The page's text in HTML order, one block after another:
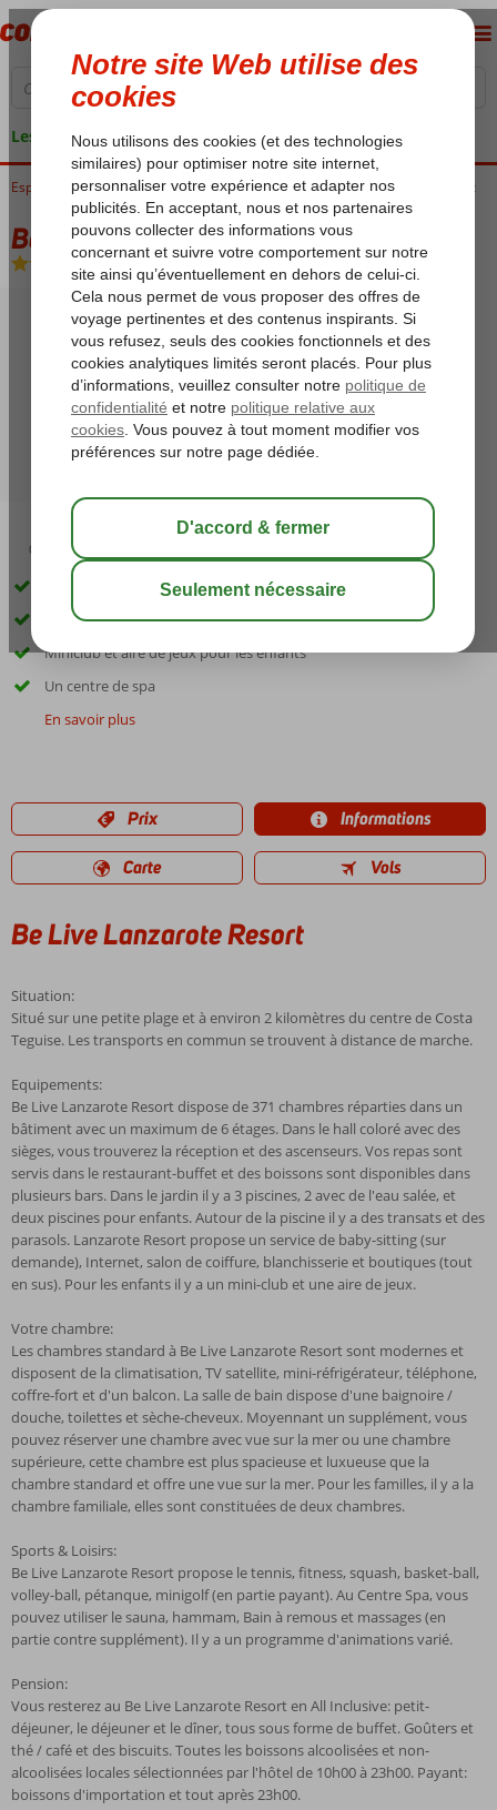
Les garanties de vacances
Espagne Îles Canaries Lanzarote Costa Teguise Be Live Lanzarote Resort
Be Live Lanzarote Resort
All Inclusive-Hôtel
04:30 sauver
En bordure de Costa Teguise
Plusieurs piscines
Miniclub et aire de jeux pour les enfants
Un centre de spa
En savoir plus
Prix Informations
Carte Vols
Be Live Lanzarote Resort
Situation:
Situé sur une petite plage et à environ 2 kilomètres du centre de Costa
Teguise. Les transports en commun se trouvent à distance de marche.
Equipements:
Be Live Lanzarote Resort dispose de 371 chambres réparties dans un
bâtiment avec un maximum de 6 étages. Dans le hall coloré avec des
sièges, vous trouverez la réception et des ascenseurs. Vos repas sont
servis dans le restaurant-buffet et des boissons sont disponibles dans
plusieurs bars. Dans le jardin il y a 3 piscines, 2 avec de l'eau salée, et
deux piscines pour enfants. Autour de la piscine il y a des transats et des
parasols. Lanzarote Resort propose un service de baby-sitting (sur
demande), Internet, salon de coiffure, blanchisserie et boutiques (tout
en sus). Pour les enfants il y a un mini-club et une aire de jeux.
Votre chambre:
Les chambres standard à Be Live Lanzarote Resort sont modernes et
disposent de la climatisation, TV satellite, mini-réfrigérateur, téléphone,
coffre-fort et d'un balcon. La salle de bain dispose d'une baignoire /
douche, toilettes et sèche-cheveux. Moyennant un supplément, vous
pouvez réserver une chambre avec vue sur la mer ou une chambre
supérieure, cette chambre est plus spacieuse et luxueuse que la
chambre standard et offre une vue sur la mer. Pour les familles, il y a la
chambre familiale, elles sont constituées de deux chambres.
Sports & Loisirs:
Be Live Lanzarote Resort propose le tennis, fitness, squash, basket-ball,
volley-ball, pétanque, minigolf (en partie payant). Au Centre Spa, vous
pouvez utiliser le sauna, hammam, Bain à remous et massages (en
partie contre supplément). Il y a un programme d'animations varié.
Pension:
Vous resterez au Be Live Lanzarote Resort en All Inclusive: petit-
déjeuner, le déjeuner et le dîner, tous sous forme de buffet. Goûters et
thé / café et des biscuits. Toutes les boissons alcoolisées et non-
alcoolisées locales sélectionnées par l'hôtel de 10h00 à 23h00. Payant:
boissons d'importation et tout après 23h00.